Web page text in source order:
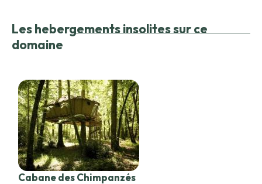
arbres, allant de 2 à 6 personnes, vous aurez l'occasion de
vivre dans un environnement qui se fond harmonieusement
dans le parc. Le séjour au parc est agrémenté par des
l’attention portée à votre bien-être. Après une journée à
explorer les jardins, l'Adventure Game vous propose une
aventure immersive à travers un parcours énigmatique. Ce
domaine est idéal pour des vacances ressourçantes. Prenez
le temps de vous reconnecter avec la nature tout en
savourant le luxe discret d'un hébergement en cabine. Que
ce soit pour un week-end ou des vacances prolongées, le
Parc de la Belle promet une expérience inoubliable, loin de
l'agitation urbaine.
Les hebergements insolites sur ce
domaine
Cabane des Chimpanzés